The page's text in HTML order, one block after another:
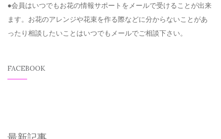
●会員はいつでもお花の情報サポートをメールで受けることが出来
ます。お花のアレンジや花束を作る際などに分からないことがあ
ったり相談したいことはいつでもメールでご相談下さい。
FACEBOOK